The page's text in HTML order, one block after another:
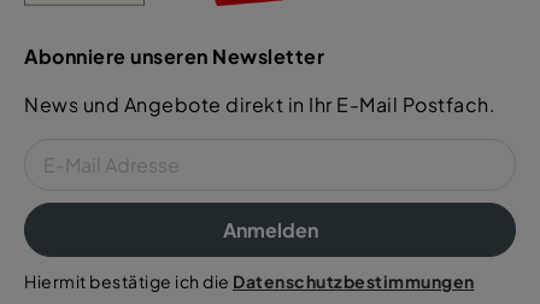
Abonniere unseren Newsletter
News und Angebote direkt in Ihr E-Mail Postfach.
Anmelden
Hiermit bestätige ich die Datenschutzbestimmungen